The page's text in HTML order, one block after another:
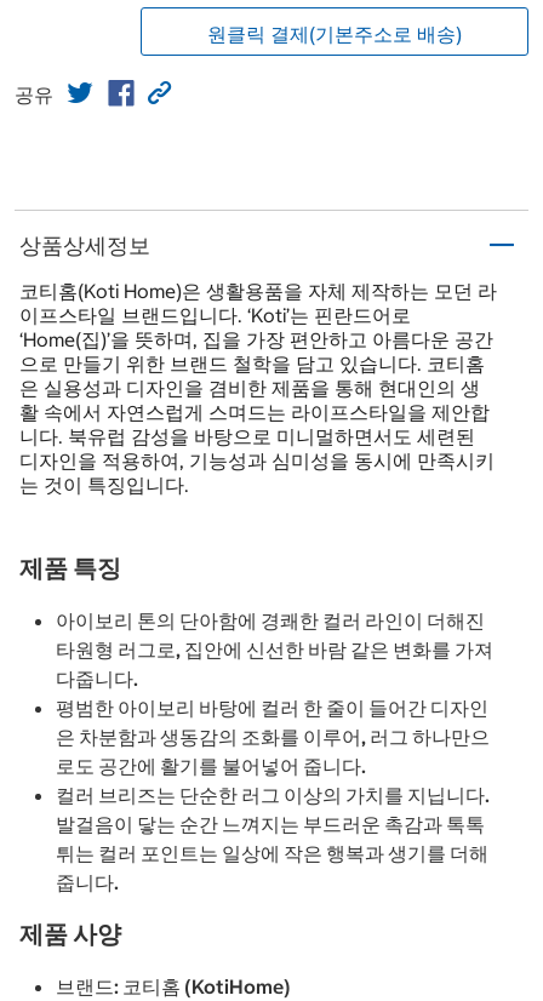
원클릭 결제(기본주소로 배송)
공유
상품상세정보
코티홈(Koti Home)은 생활용품을 자체 제작하는 모던 라
이프스타일 브랜드입니다. ‘Koti’는 핀란드어로
‘Home(집)’을 뜻하며, 집을 가장 편안하고 아름다운 공간
으로 만들기 위한 브랜드 철학을 담고 있습니다. 코티홈
은 실용성과 디자인을 겸비한 제품을 통해 현대인의 생
활 속에서 자연스럽게 스며드는 라이프스타일을 제안합
니다. 북유럽 감성을 바탕으로 미니멀하면서도 세련된
디자인을 적용하여, 기능성과 심미성을 동시에 만족시키
는 것이 특징입니다.
제품 특징
아이보리 톤의 단아함에 경쾌한 컬러 라인이 더해진
타원형 러그로, 집안에 신선한 바람 같은 변화를 가져
다줍니다.
평범한 아이보리 바탕에 컬러 한 줄이 들어간 디자인
은 차분함과 생동감의 조화를 이루어, 러그 하나만으
로도 공간에 활기를 불어넣어 줍니다.
컬러 브리즈는 단순한 러그 이상의 가치를 지닙니다.
발걸음이 닿는 순간 느껴지는 부드러운 촉감과 톡톡
튀는 컬러 포인트는 일상에 작은 행복과 생기를 더해
줍니다.
제품 사양
브랜드: 코티홈 (KotiHome)